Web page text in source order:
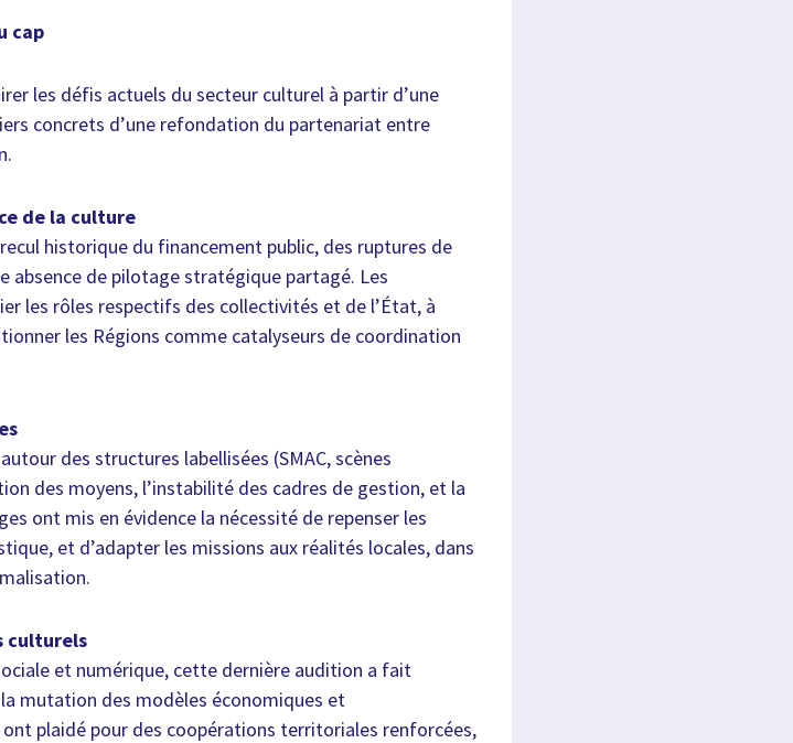
cap
les défis actuels du secteur culturel à partir d’une
concrets d’une refondation du partenariat entre
de la culture
historique du financement public, des ruptures de
de pilotage stratégique partagé. Les
les rôles respectifs des collectivités et de l’État, à
les Régions comme catalyseurs de coordination
des structures labellisées (SMAC, scènes
des moyens, l’instabilité des cadres de gestion, et la
ont mis en évidence la nécessité de repenser les
et d’adapter les missions aux réalités locales, dans
culturels
et numérique, cette dernière audition a fait
mutation des modèles économiques et
plaidé pour des coopérations territoriales renforcées,